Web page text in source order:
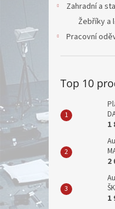
Zahradní a
Žebříky a
Pracovní
Top 10
1
2
1